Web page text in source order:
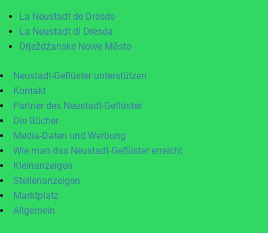
La Neustadt de Dresde
La Neustadt di Dresda
Drježdźanske Nowe Město
Neustadt-Geflüster unterstützen
Kontakt
Partner des Neustadt-Geflüster
Die Bücher
Media-Daten und Werbung
Wie man das Neustadt-Geflüster erreicht
Kleinanzeigen
Stellenanzeigen
Marktplatz
Allgemein